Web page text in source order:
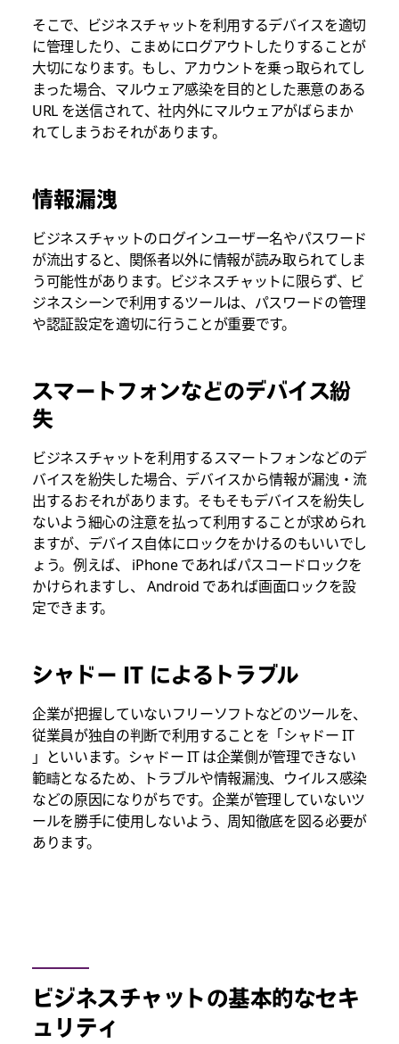
そこで、ビジネスチャットを利用するデバイスを適切
に管理したり、こまめにログアウトしたりすることが
大切になります。もし、アカウントを乗っ取られてし
まった場合、マルウェア感染を目的とした悪意のある
URL を送信されて、社内外にマルウェアがばらまか
れてしまうおそれがあります。
情報漏洩
ビジネスチャットのログインユーザー名やパスワード
が流出すると、関係者以外に情報が読み取られてしま
う可能性があります。ビジネスチャットに限らず、ビ
ジネスシーンで利用するツールは、パスワードの管理
や認証設定を適切に行うことが重要です。
スマートフォンなどのデバイス紛
失
ビジネスチャットを利用するスマートフォンなどのデ
バイスを紛失した場合、デバイスから情報が漏洩・流
出するおそれがあります。そもそもデバイスを紛失し
ないよう細心の注意を払って利用することが求められ
ますが、デバイス自体にロックをかけるのもいいでし
ょう。例えば、 iPhone であればパスコードロックを
かけられますし、 Android であれば画面ロックを設
定できます。
シャドー IT によるトラブル
企業が把握していないフリーソフトなどのツールを、
従業員が独自の判断で利用することを「シャドー IT
」といいます。シャドー IT は企業側が管理できない
範疇となるため、トラブルや情報漏洩、ウイルス感染
などの原因になりがちです。企業が管理していないツ
ールを勝手に使用しないよう、周知徹底を図る必要が
あります。
ビジネスチャットの基本的なセキ
ュリティ